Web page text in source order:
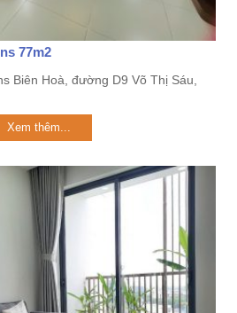
77m2
Biên Hoà, đường D9 Võ Thị Sáu,
Xem thêm...